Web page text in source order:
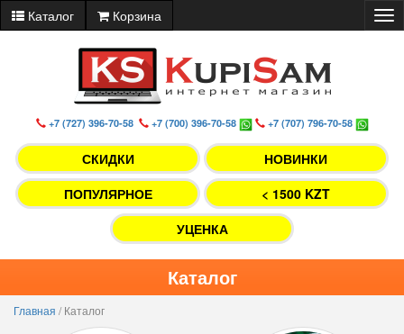
Каталог Корзина
+7 (727) 396-70-58 +7 (700) 396-70-58 +7 (707) 796-70-58
СКИДКИ
НОВИНКИ
ПОПУЛЯРНОЕ
< 1500 KZT
УЦЕНКА
Каталог
Главная /Каталог